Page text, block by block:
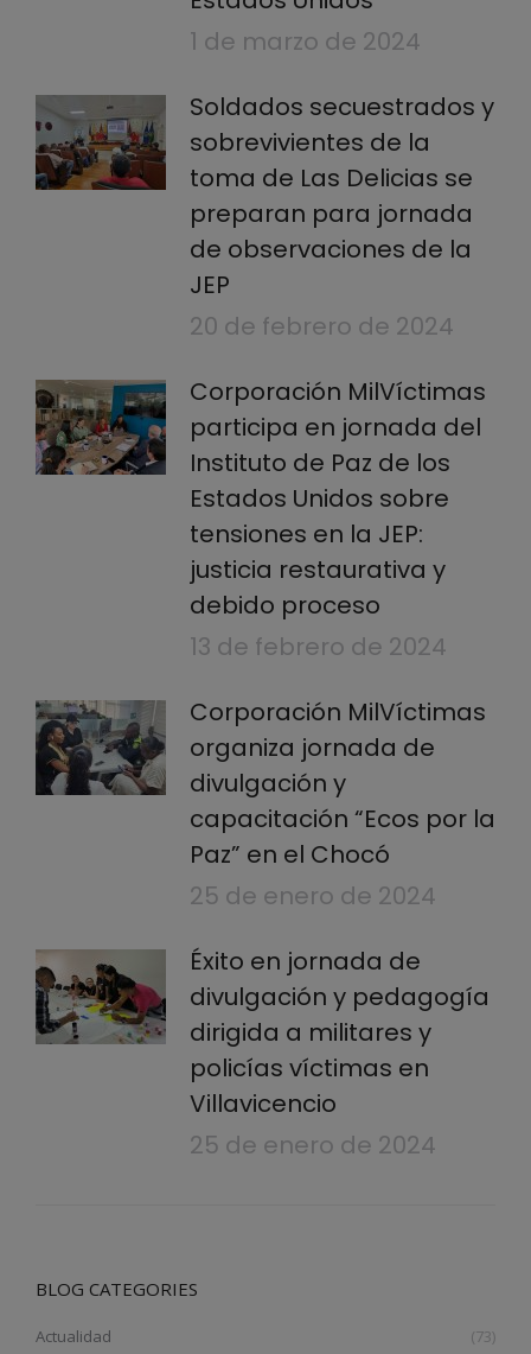
1 de marzo de 2024
Soldados secuestrados y
sobrevivientes de la
toma de Las Delicias se
preparan para jornada
de observaciones de la
JEP
20 de febrero de 2024
Corporación MilVíctimas
participa en jornada del
Instituto de Paz de los
Estados Unidos sobre
tensiones en la JEP:
justicia restaurativa y
debido proceso
13 de febrero de 2024
Corporación MilVíctimas
organiza jornada de
divulgación y
capacitación “Ecos por la
Paz” en el Chocó
25 de enero de 2024
Éxito en jornada de
divulgación y pedagogía
dirigida a militares y
policías víctimas en
Villavicencio
25 de enero de 2024
BLOG CATEGORIES
Actualidad
(73)